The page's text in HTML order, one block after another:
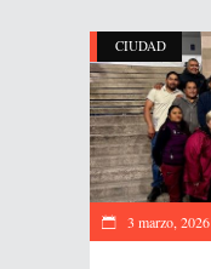
CIUDAD
3 marzo, 2026